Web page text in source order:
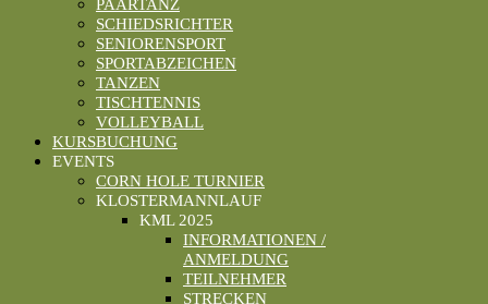
PAARTANZ
SCHIEDSRICHTER
SENIORENSPORT
SPORTABZEICHEN
TANZEN
TISCHTENNIS
VOLLEYBALL
KURSBUCHUNG
EVENTS
CORN HOLE TURNIER
KLOSTERMANNLAUF
KML 2025
INFORMATIONEN /
ANMELDUNG
TEILNEHMER
STRECKEN